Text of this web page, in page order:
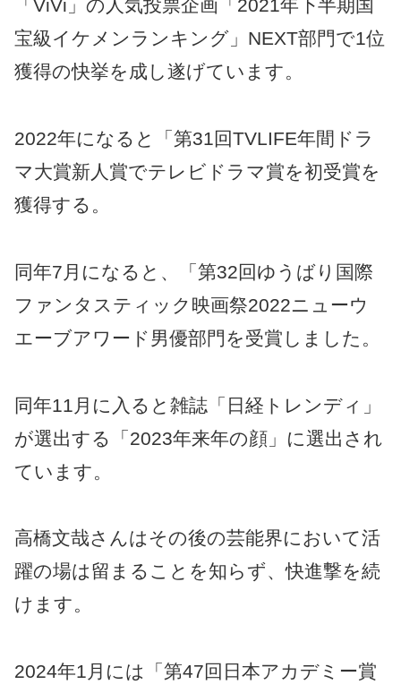
「ViVi」の人気投票企画「2021年下半期国
宝級イケメンランキング」NEXT部門で1位
獲得の快挙を成し遂げています。
2022年になると「第31回TVLIFE年間ドラ
マ大賞新人賞でテレビドラマ賞を初受賞を
獲得する。
同年7月になると、「第32回ゆうばり国際
ファンタスティック映画祭2022ニューウ
エーブアワード男優部門を受賞しました。
同年11月に入ると雑誌「日経トレンディ」
が選出する「2023年来年の顔」に選出され
ています。
高橋文哉さんはその後の芸能界において活
躍の場は留まることを知らず、快進撃を続
けます。
2024年1月には「第47回日本アカデミー賞